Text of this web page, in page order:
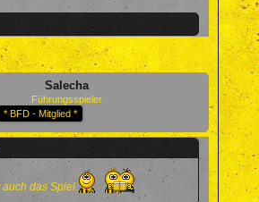
Salecha
Führungsspieler
* BFD - Mitglied *
das Spiel.